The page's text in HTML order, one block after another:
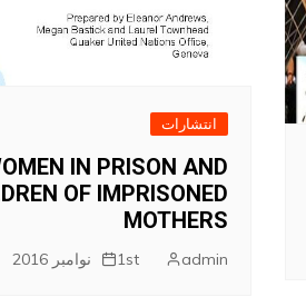
انتشارات
IN PRISON AND
OF IMPRISONED
MOTHERS
admin 1st نوامبر 2016